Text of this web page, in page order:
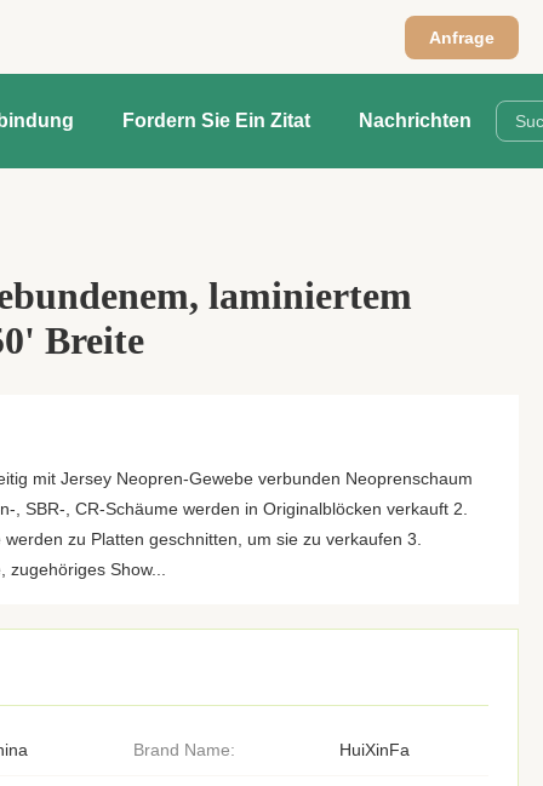
Anfrage
Fordern Sie Ein Zitat Nachrichten
laminiertem
Breite
mit Jersey Neopren-Gewebe verbunden Neoprenschaum
, SBR-, CR-Schäume werden in Originalblöcken verkauft 2.
zu Platten geschnitten, um sie zu verkaufen 3.
Show...
Brand Name: HuiXinFa